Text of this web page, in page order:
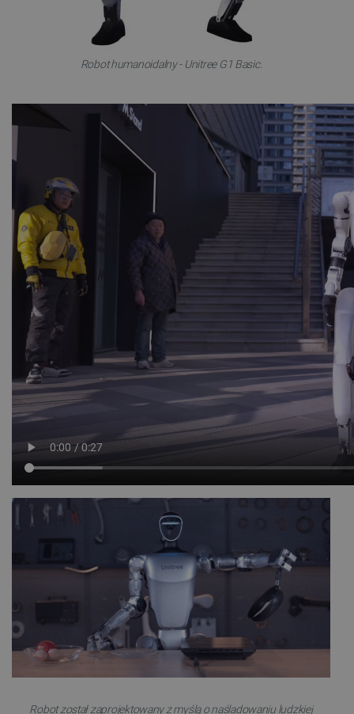
Robot humanoidalny - Unitree G1 Basic.
Robot został zaprojektowany z myślą o naśladowaniu ludzkiej